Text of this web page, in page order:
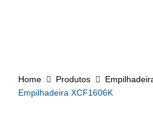
Home Produtos
Empilhadeira XCF1606K